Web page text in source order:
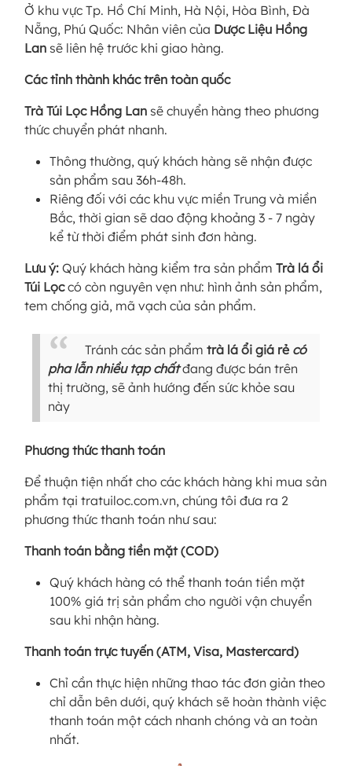
Ở khu vực Tp. Hồ Chí Minh, Hà Nội, Hòa Bình, Đà
Nẵng, Phú Quốc: Nhân viên của Dược Liệu Hồng
Lan sẽ liên hệ trước khi giao hàng.
Các tỉnh thành khác trên toàn quốc
Trà Túi Lọc Hồng Lan sẽ chuyển hàng theo phương
thức chuyển phát nhanh.
Thông thường, quý khách hàng sẽ nhận được
sản phẩm sau 36h-48h.
Riêng đối với các khu vực miền Trung và miền
Bắc, thời gian sẽ dao động khoảng 3 - 7 ngày
kể từ thời điểm phát sinh đơn hàng.
Lưu ý: Quý khách hàng kiểm tra sản phẩm Trà lá ổi
Túi Lọccó còn nguyên vẹn như: hình ảnh sản phẩm,
tem chống giả, mã vạch của sản phẩm.
Tránh các sản phẩm trà lá ổi giá rẻ có
pha lẫn nhiều tạp chấtđang được bán trên
thị trường, sẽ ảnh hướng đến sức khỏe sau
này
Phương thức thanh toán
Để thuận tiện nhất cho các khách hàng khi mua sản
phẩm tại tratuiloc.com.vn, chúng tôi đưa ra 2
phương thức thanh toán như sau:
Thanh toán bằng tiền mặt (COD)
Quý khách hàng có thể thanh toán tiền mặt
100% giá trị sản phẩm cho người vận chuyển
sau khi nhận hàng.
Thanh toán trực tuyến (ATM, Visa, Mastercard)
Chỉ cần thực hiện những thao tác đơn giản theo
chỉ dẫn bên dưới, quý khách sẽ hoàn thành việc
thanh toán một cách nhanh chóng và an toàn
nhất.